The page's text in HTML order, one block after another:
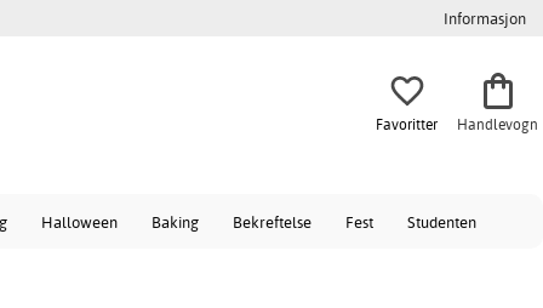
Informasjon
Favoritter Handlevogn
Halloween Baking Bekreftelse Fest Studenten